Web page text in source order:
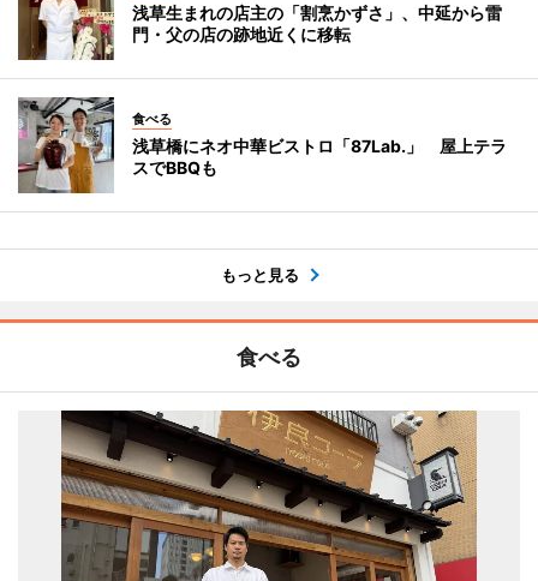
浅草生まれの店主の「割烹かずさ」、中延から雷
門・父の店の跡地近くに移転
食べる
浅草橋にネオ中華ビストロ「87Lab.」 屋上テラ
スでBBQも
もっと見る
食べる